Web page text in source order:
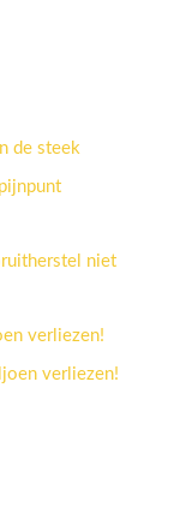
de steek
niet
verliezen!
verliezen!